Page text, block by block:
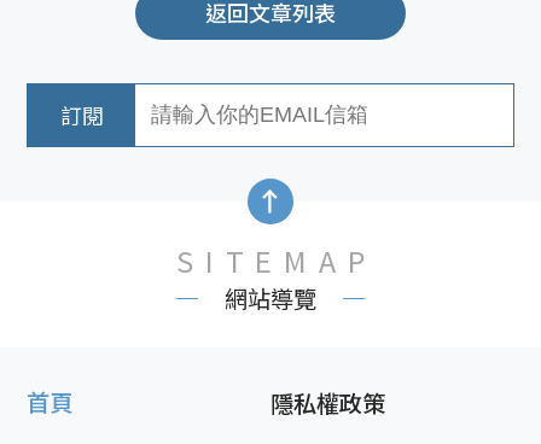
返回文章列表
SITEMAP
網站導覽
首頁 隱私權政策